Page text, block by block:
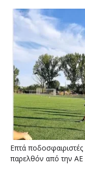
Επτά
παρελθόν από την ΑΕ